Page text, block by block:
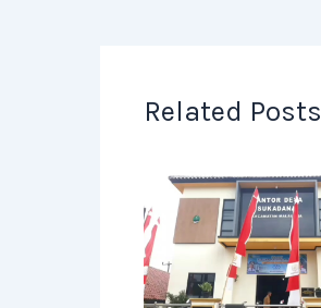
Related Posts